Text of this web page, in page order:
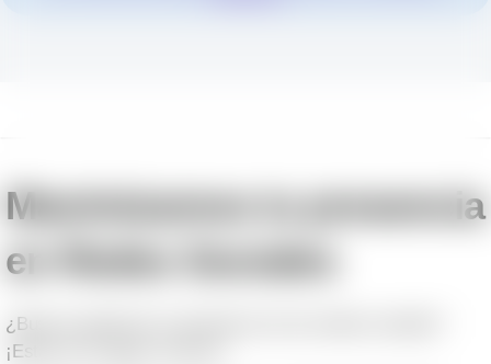
Maximizamos tu presencia
en Redes Sociales
¿Buscas potenciar tu presencia en las redes sociales?
¡Estás en el lugar correcto!